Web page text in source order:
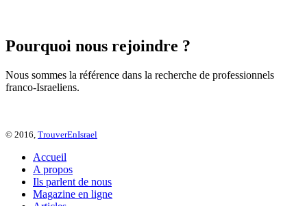
Pourquoi nous rejoindre ?
Nous sommes la référence dans la recherche de professionnels
franco-Israeliens.
© 2016, TrouverEnIsrael
Accueil
A propos
Ils parlent de nous
Magazine en ligne